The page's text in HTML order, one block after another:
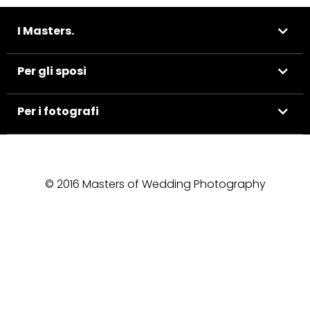
I Masters.
Per gli sposi
Per i fotografi
© 2016 Masters of Wedding Photography